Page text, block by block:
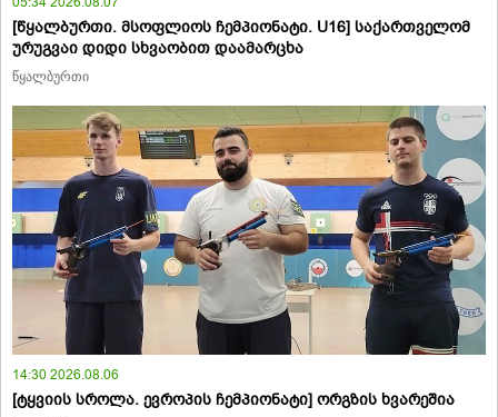
[წყალბურთი. მსოფლიოს ჩემპიონატი. U16] საქართველომ
ურუგვაი დიდი სხვაობით დაამარცხა
წყალბურთი
14:30 2026.08.06
[ტყვიის სროლა. ევროპის ჩემპიონატი] ორგზის ხვარეშია